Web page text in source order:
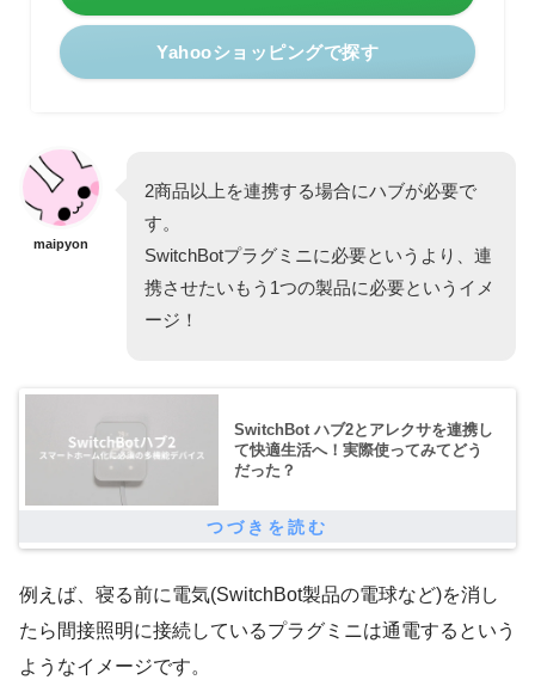
Yahooショッピングで探す
maipyon
2商品以上を連携する場合にハブが必要で
す。
SwitchBotプラグミニに必要というより、連
携させたいもう1つの製品に必要というイメ
ージ！
SwitchBot ハブ2とアレクサを連携し
て快適生活へ！実際使ってみてどう
だった？
例えば、寝る前に電気(SwitchBot製品の電球など)を消し
たら間接照明に接続しているプラグミニは通電するという
ようなイメージです。